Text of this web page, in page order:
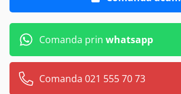
Comanda prin whatsapp
Comanda 021 555 70 73